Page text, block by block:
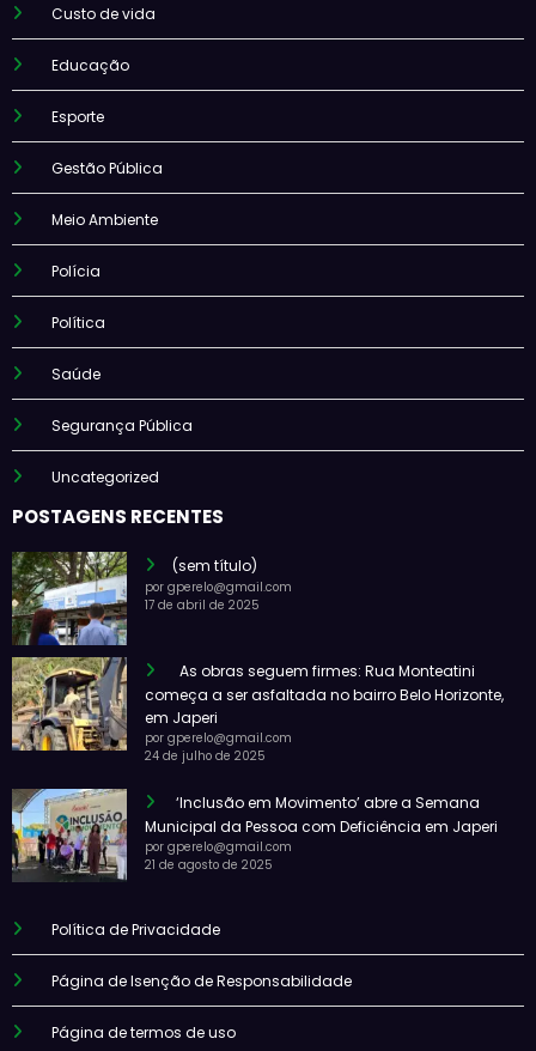
Custo de vida
Educação
Esporte
Gestão Pública
Meio Ambiente
Polícia
Política
Saúde
Segurança Pública
Uncategorized
POSTAGENS RECENTES
(sem título)
por gperelo@gmail.com
17 de abril de 2025
As obras seguem firmes: Rua Monteatini
começa a ser asfaltada no bairro Belo Horizonte,
em Japeri
por gperelo@gmail.com
24 de julho de 2025
‘Inclusão em Movimento’ abre a Semana
Municipal da Pessoa com Deficiência em Japeri
por gperelo@gmail.com
21 de agosto de 2025
Política de Privacidade
Página de Isenção de Responsabilidade
Página de termos de uso